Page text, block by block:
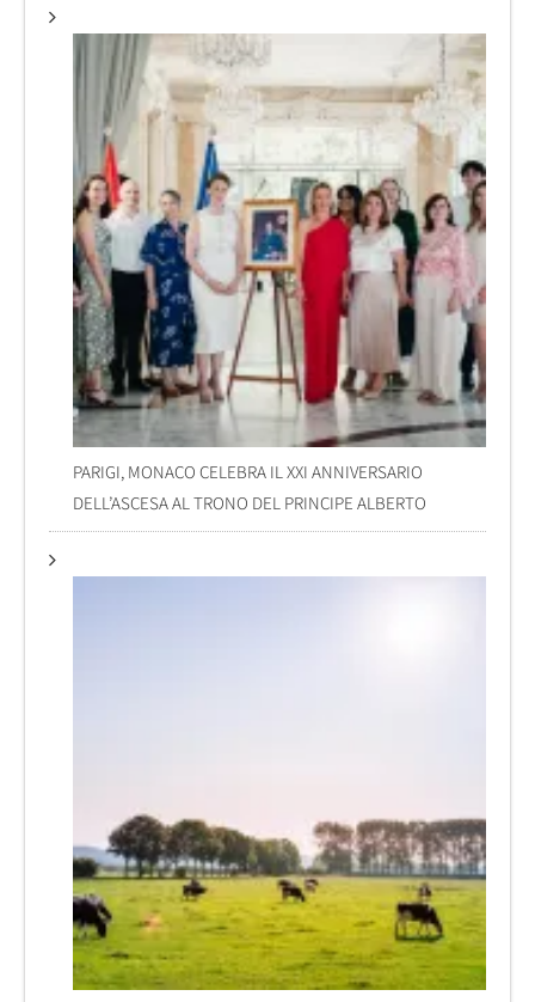
PARIGI, MONACO CELEBRA IL XXI ANNIVERSARIO
DELL’ASCESA AL TRONO DEL PRINCIPE ALBERTO